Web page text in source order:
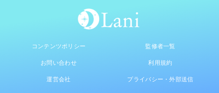
コンテンツポリシー 監修者一覧
お問い合わせ 利用規約
運営会社 プライバシー・外部送信